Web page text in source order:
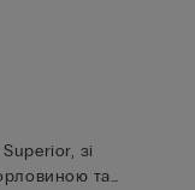
зі
та